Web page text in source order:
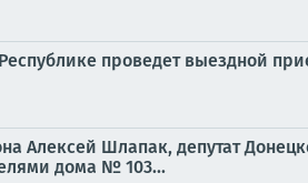
проведет выездной
Шлапак, депутат
дома № 103...